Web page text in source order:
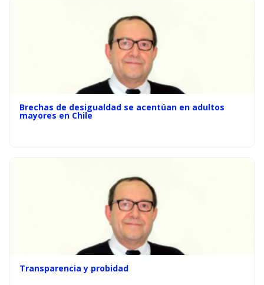
Brechas de desigualdad se acentúan en adultos
mayores en Chile
Transparencia y probidad